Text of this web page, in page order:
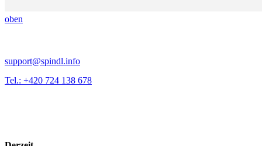
oben
support@spindl.info
Tel.: +420 724 138 678